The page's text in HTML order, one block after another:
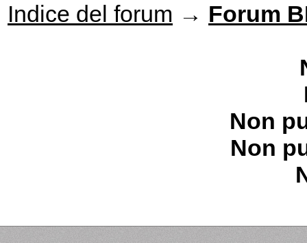
Indice del forum → Forum
Non
Non